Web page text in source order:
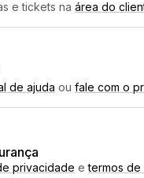
e tickets na área do
de ajuda ou fale com o
privacidade etermos de